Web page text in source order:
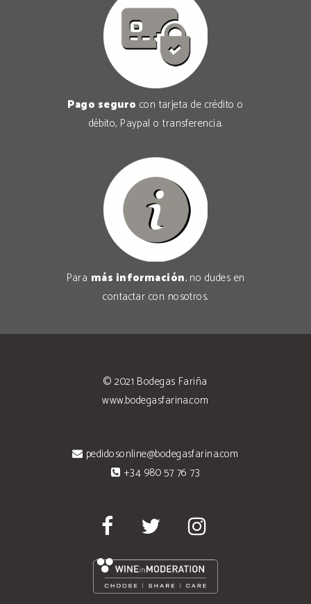
Pago seguro con tarjeta de crédito o
débito, Paypal o transferencia.
Para más información, no dudes en
contactar con nosotros.
© 2021 Bodegas Fariña
www.bodegasfarina.com
pedidosonline@bodegasfarina.com
+34 980 57 76 73